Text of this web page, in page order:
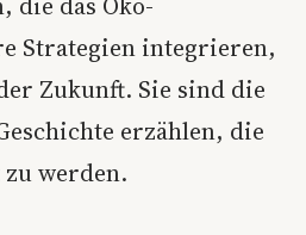
Strategien integrieren,
Zukunft. Sie sind die
erzählen, die
werden.